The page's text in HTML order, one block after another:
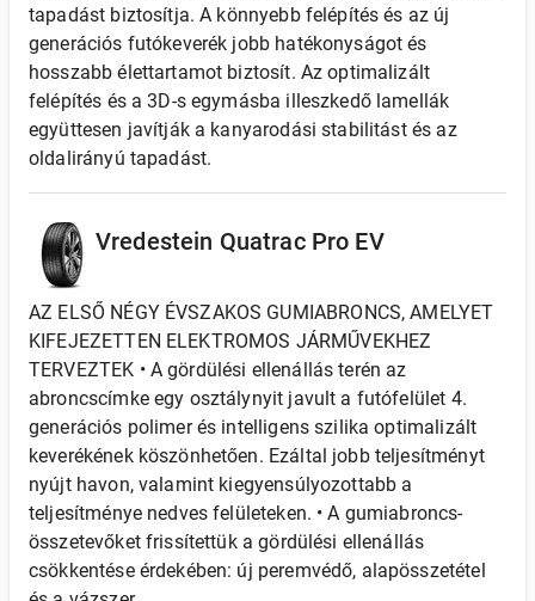
tapadást biztosítja. A könnyebb felépítés és az új
generációs futókeverék jobb hatékonyságot és
hosszabb élettartamot biztosít. Az optimalizált
felépítés és a 3D-s egymásba illeszkedő lamellák
együttesen javítják a kanyarodási stabilitást és az
oldalirányú tapadást.
Vredestein Quatrac Pro EV
AZ ELSŐ NÉGY ÉVSZAKOS GUMIABRONCS, AMELYET
KIFEJEZETTEN ELEKTROMOS JÁRMŰVEKHEZ
TERVEZTEK • A gördülési ellenállás terén az
abroncscímke egy osztálynyit javult a futófelület 4.
generációs polimer és intelligens szilika optimalizált
keverékének köszönhetően. Ezáltal jobb teljesítményt
nyújt havon, valamint kiegyensúlyozottabb a
teljesítménye nedves felületeken. • A gumiabroncs-
összetevőket frissítettük a gördülési ellenállás
csökkentése érdekében: új peremvédő, alapösszetétel